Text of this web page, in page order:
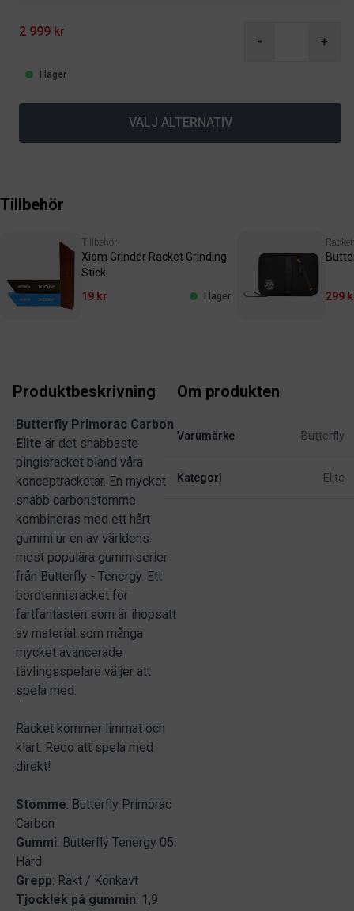
2 999 kr
- +
I lager
VÄLJ ALTERNATIV
Tillbehör
Tillbehör
Xiom Grinder Racket Grinding
Stick
19 kr
I lager 299
Produktbeskrivning
Butterfly Primorac Carbon
Elite är det snabbaste
pingisracket bland våra
konceptracketar. En mycket
snabb carbonstomme
kombineras med ett hårt
gummi ur en av världens
mest populära gummiserier
från Butterfly - Tenergy. Ett
bordtennisracket för
fartfantasten som är ihopsatt
av material som många
mycket avancerade
tävlingsspelare väljer att
spela med.
Racket kommer limmat och
klart. Redo att spela med
direkt!
Stomme: Butterfly Primorac
Carbon
Gummi: Butterfly Tenergy 05
Hard
Grepp: Rakt / Konkavt
Tjocklek på gummin: 1,9
Om produkten
Varumärke Butterfly
Kategori Elite